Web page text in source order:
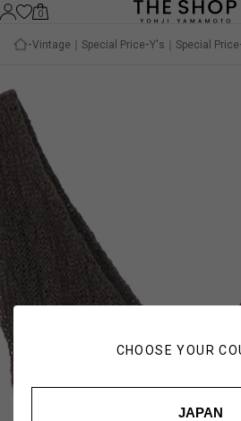
CHOOSE YOUR
JAPAN
0
Vintage｜Special Price Y's｜Special Price